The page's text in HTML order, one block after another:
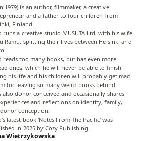
1979) is an author, filmmaker, a creative
and a father to four children from
Finland.
runs a creative studio MUSUTA Ltd. with his wife
Ramu, splitting their lives between Helsinki and
reads too many books, but has even more
ones, which he will never be able to finish
his life and his children will probably get mad
for leaving so many weird books behind.
also donor conceived and occasionally shares
and reflections on identity, family,
conception.
latest book 'Notes From The Pacific' was
in 2025 by Cozy Publishing.
Wietrzykowska